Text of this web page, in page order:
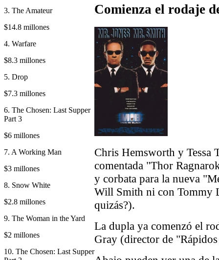
3. The Amateur
$14.8 millones
4. Warfare
$8.3 millones
5. Drop
$7.3 millones
6. The Chosen: Last Supper
Part 3
$6 millones
7. A Working Man
$3 millones
8. Snow White
$2.8 millones
9. The Woman in the Yard
$2 millones
10. The Chosen: Last Supper
Comienza el rodaje
Chris Hemsworth y Tessa
comentada "Thor
y corbata para la nueva
Will Smith ni con Tommy
quizás?).
La dupla ya comenzó el
Gray (director de